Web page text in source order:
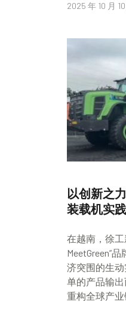
2025 年 10 月
以创新之
装载机实
在越南，徐工
MeetGreen”
济突围的生
单的产品输出
重构全球产业